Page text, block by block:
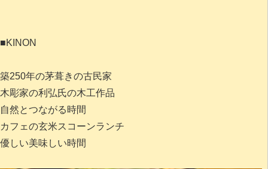
■KINON
築250年の茅葺きの古民家
木彫家の利弘氏の木工作品
自然とつながる時間
カフェの玄米スコーンランチ
優しい美味しい時間